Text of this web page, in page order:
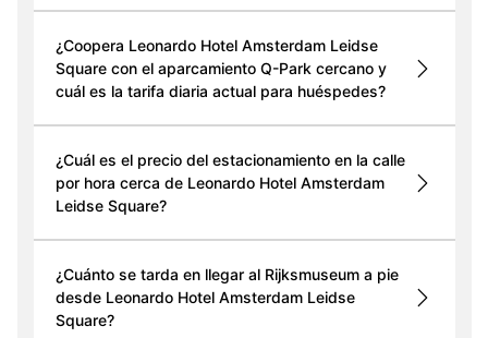
¿Coopera Leonardo Hotel Amsterdam Leidse
Square con el aparcamiento Q-Park cercano y
cuál es la tarifa diaria actual para huéspedes?
¿Cuál es el precio del estacionamiento en la calle
por hora cerca de Leonardo Hotel Amsterdam
Leidse Square?
¿Cuánto se tarda en llegar al Rijksmuseum a pie
desde Leonardo Hotel Amsterdam Leidse
Square?